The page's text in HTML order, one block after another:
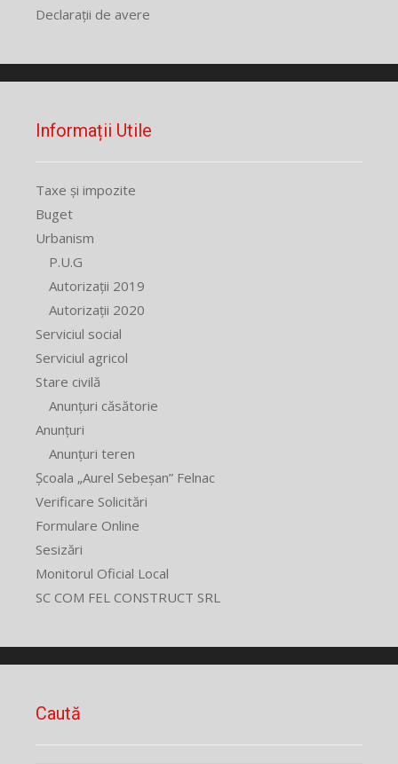
Declarații de avere
Informații Utile
Taxe și impozite
Buget
Urbanism
P.U.G
Autorizații 2019
Autorizații 2020
Serviciul social
Serviciul agricol
Stare civilă
Anunțuri căsătorie
Anunțuri
Anunțuri teren
Școala „Aurel Sebeșan” Felnac
Verificare Solicitări
Formulare Online
Sesizări
Monitorul Oficial Local
SC COM FEL CONSTRUCT SRL
Caută